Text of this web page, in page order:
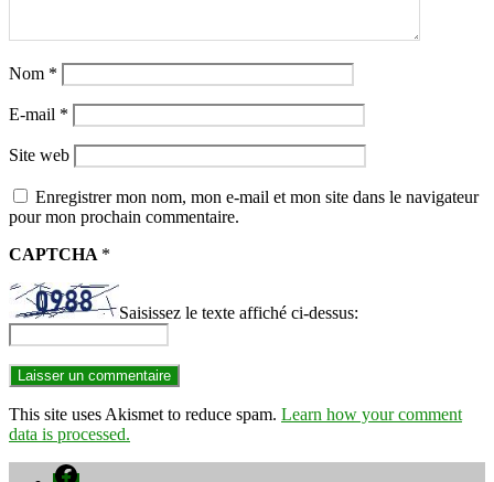
Nom *
E-mail *
Site web
Enregistrer mon nom, mon e-mail et mon site dans le navigateur
pour mon prochain commentaire.
CAPTCHA *
Saisissez le texte affiché ci-dessus:
This site uses Akismet to reduce spam. Learn how your comment
data is processed.
Facebook